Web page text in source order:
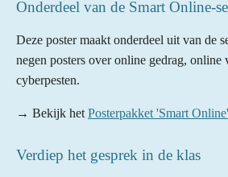
Onderdeel van de Smart Online-
Deze poster maakt onderdeel uit van de
negen posters over online gedrag, online
cyberpesten.
→ Bekijk het Posterpakket 'Smart
Verdiep het gesprek in de klas